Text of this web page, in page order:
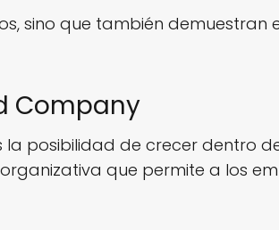
sino que también demuestran
Company
posibilidad de crecer dentro
que permite a los